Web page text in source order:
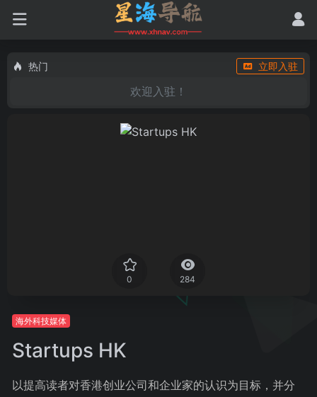
热门 立即入驻
欢迎入驻！
0 284
海外科技媒体
Startups HK
以提高读者对香港创业公司和企业家的认识为目标，并分